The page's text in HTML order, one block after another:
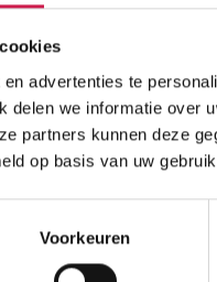
advertenties te
delen we informatie over
partners kunnen deze
op basis van uw
Voorkeuren